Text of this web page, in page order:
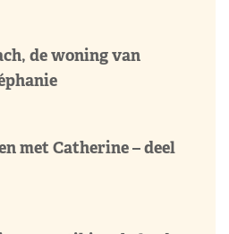
de woning van
met Catherine – deel